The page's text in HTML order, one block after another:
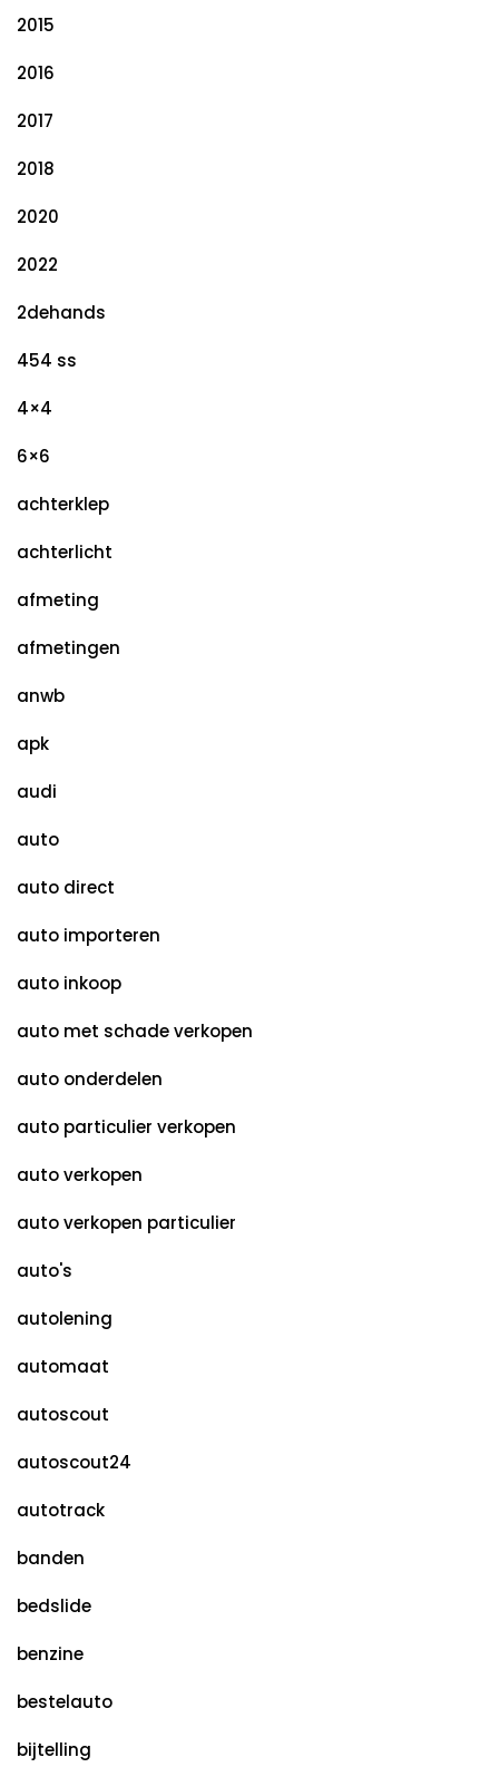
2015
2016
2017
2018
2020
2022
2dehands
454 ss
4×4
6×6
achterklep
achterlicht
afmeting
afmetingen
anwb
apk
audi
auto
auto direct
auto importeren
auto inkoop
auto met schade verkopen
auto onderdelen
auto particulier verkopen
auto verkopen
auto verkopen particulier
auto's
autolening
automaat
autoscout
autoscout24
autotrack
banden
bedslide
benzine
bestelauto
bijtelling